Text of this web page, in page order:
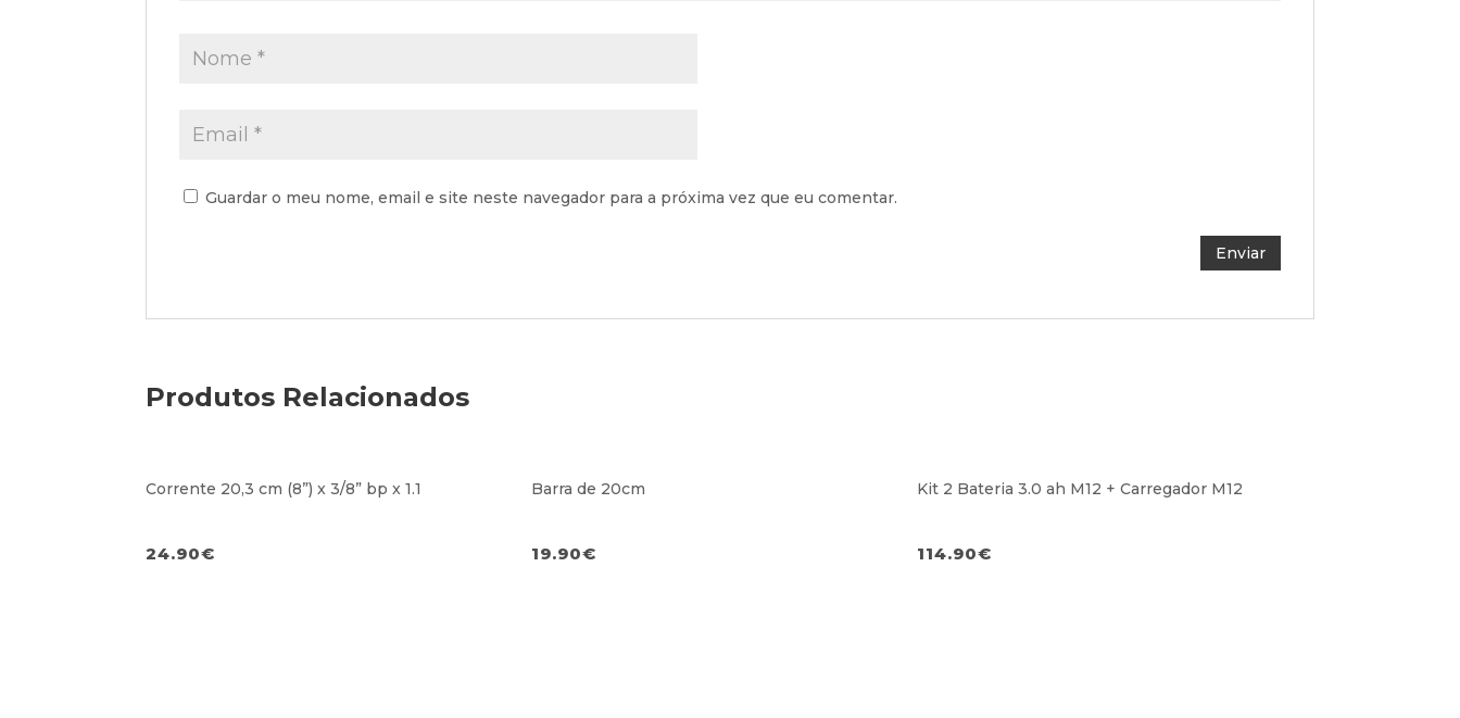
Guardar o meu nome, email e site neste navegador para a próxima vez que eu comentar.
Produtos Relacionados
Corrente 20,3 cm (8”) x 3/8” bp x 1.1
24.90€
Barra de 20cm
19.90€
Kit 2 Bateria 3.0 ah M12 + Carregador M12
114.90€